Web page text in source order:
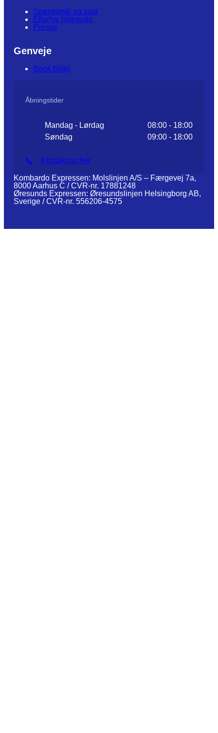
Spørgsmål og svar
Efterlys hittegods
Presse
Genveje
Book billet
Åbningstider
Mandag - Lørdag
08:00 - 18:00
Søndag
09:00 - 18:00
Kontakt os her
Kombardo Expressen: Molslinjen A/S – Færgevej 7a,
8000 Aarhus C / CVR-nr. 17881248
Øresunds Expressen: Øresundslinjen Helsingborg AB,
Sverige / CVR-nr. 556206-4575